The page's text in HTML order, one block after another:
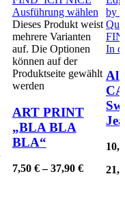
Ausführung wählen
Dieses Produkt weist
mehrere Varianten
auf. Die Optionen
können auf der
Produktseite gewählt
werden
ART PRINT
„BLA BLA
BLA“
7,50 €–37,90 €
In